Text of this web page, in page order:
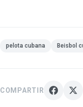
pelota cubana Beisbol
COMPARTIR